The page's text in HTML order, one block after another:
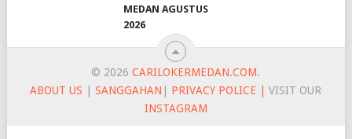
MEDAN AGUSTUS
2026
© 2026CARILOKERMEDAN.COM.
ABOUT US |SANGGAHAN PRIVACY POLICE |
VISIT OUR
INSTAGRAM